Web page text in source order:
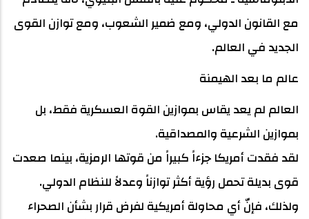
مع القانون الدولي، ومع ضمير الشعوب، ومع توازن القوى
الجديد في العالم.
عالم ما بعد الهيمنة
العالم لم يعد يقاس بموازين القوة العسكرية فقط، بل
بموازين الشرعية والمصداقية.
لقد فقدت أمريكا جزءاً كبيراً من قوتها الرمزية، بينما صعدت
قوى بديلة تحمل رؤية أكثر توازناً وعدلاً للنظام الدولي.
ولذلك، فإنّ أي محاولة أمريكية لفرض قرار بشأن الصحراء